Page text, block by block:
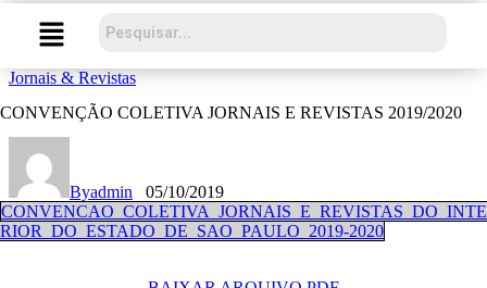
Jornais & Revistas
CONVENÇÃO COLETIVA JORNAIS E REVISTAS 2019/2020
Byadmin
05/10/2019
CONVENCAO_COLETIVA_JORNAIS_E_REVISTAS_DO_INTE
RIOR_DO_ESTADO_DE_SAO_PAULO_2019-2020